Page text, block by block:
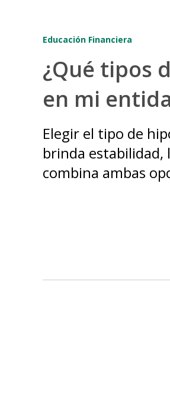
Educación Financiera
¿Qué tipos
en mi
Elegir el tipo de
brinda estabilidad,
combina ambas